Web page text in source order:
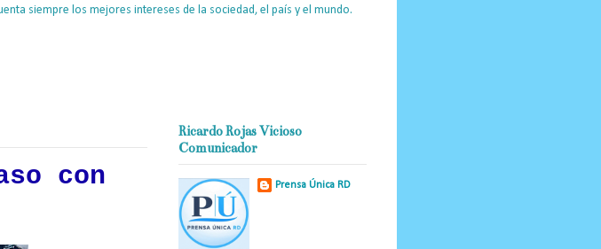
siempre los mejores intereses de la sociedad, el país y el mundo.
con
Ricardo Rojas Vicioso
Comunicador
Prensa Única RD